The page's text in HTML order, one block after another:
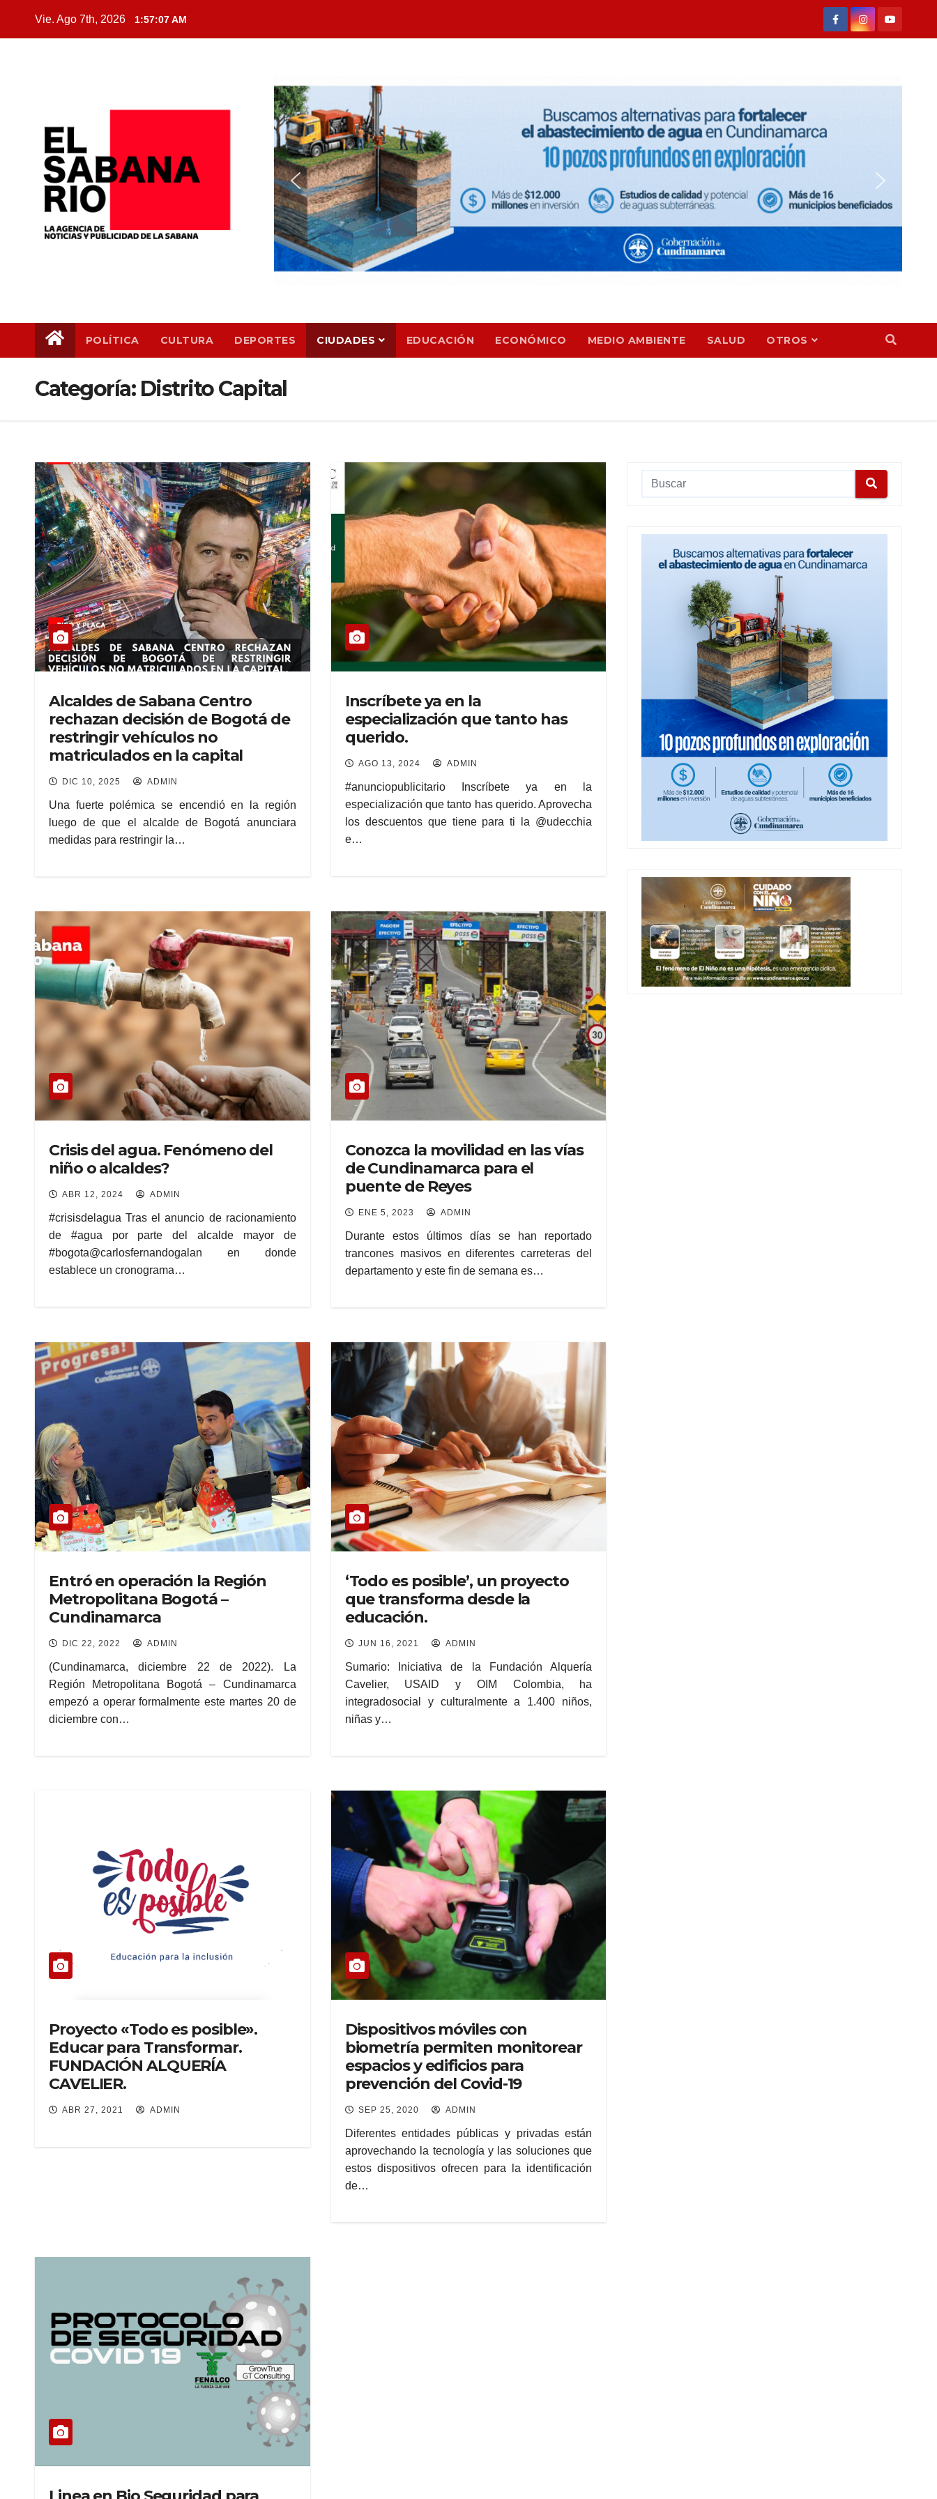
Vie. Ago 7th, 2026 1:57:09 AM
POLÍTICA CULTURA DEPORTES CIUDADES EDUCACIÓN ECONÓMICO MEDIO AMBIENTE SALUD OTROS
Categoría: Distrito Capital
Alcaldes de Sabana Centro
rechazan decisión de Bogotá de
restringir vehículos no
matriculados en la capital
DIC 10, 2025 ADMIN
Una fuerte polémica se encendió en la región
luego de que el alcalde de Bogotá anunciara
medidas para restringir la…
Inscríbete ya en la
especialización que tanto has
querido.
AGO 13, 2024 ADMIN
#anunciopublicitario Inscríbete ya en la
especialización que tanto has querido. Aprovecha
los descuentos que tiene para ti la @udecchia
e…
Crisis del agua. Fenómeno del
niño o alcaldes?
ABR 12, 2024 ADMIN
#crisisdelagua Tras el anuncio de racionamiento
de #agua por parte del alcalde mayor de
#bogota@carlosfernandogalan en donde
establece un cronograma…
Conozca la movilidad en las vías
de Cundinamarca para el
puente de Reyes
ENE 5, 2023 ADMIN
Durante estos últimos días se han reportado
trancones masivos en diferentes carreteras del
departamento y este fin de semana es…
Entró en operación la Región
Metropolitana Bogotá –
Cundinamarca
DIC 22, 2022 ADMIN
(Cundinamarca, diciembre 22 de 2022). La
Región Metropolitana Bogotá – Cundinamarca
empezó a operar formalmente este martes 20 de
diciembre con…
‘Todo es posible’, un proyecto
que transforma desde la
educación.
JUN 16, 2021 ADMIN
Sumario: Iniciativa de la Fundación Alquería
Cavelier, USAID y OIM Colombia, ha
integradosocial y culturalmente a 1.400 niños,
niñas y…
Proyecto «Todo es posible».
Educar para Transformar.
FUNDACIÓN ALQUERÍA
CAVELIER.
ABR 27, 2021 ADMIN
Dispositivos móviles con
biometría permiten monitorear
espacios y edificios para
prevención del Covid-19
SEP 25, 2020 ADMIN
Diferentes entidades públicas y privadas están
aprovechando la tecnología y las soluciones que
estos dispositivos ofrecen para la identificación
de…